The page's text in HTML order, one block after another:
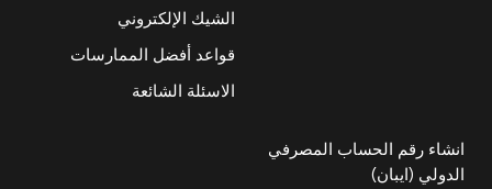
الشيك الإلكتروني
قواعد أفضل الممارسات
الاسئلة الشائعة
انشاء رقم الحساب المصرفي
الدولي (ايبان)